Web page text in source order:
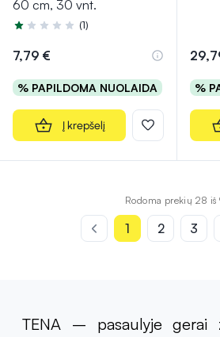
60 cm, 30 vnt.
Įvertinimas 1.0 iš 5
(1)
7,79 €
% PAPILDOMA NUOLAIDA
Į krepšelį
%
Rodoma prekių 28 iš
1 2 3
TENA – pasaulyje gerai